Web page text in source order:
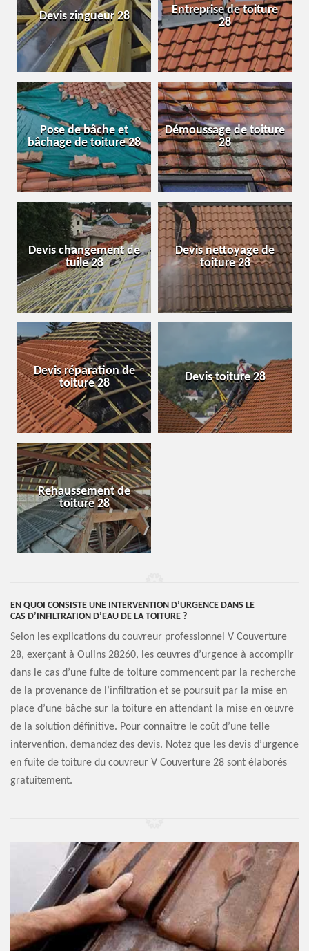
Devis zingueur 28
Entreprise de toiture
28
Pose de bâche et
bâchage de toiture 28
Démoussage de toiture
28
Devis changement de
tuile 28
Devis nettoyage de
toiture 28
Devis réparation de
toiture 28
Devis toiture 28
Rehaussement de
toiture 28
EN QUOI CONSISTE UNE INTERVENTION D’URGENCE DANS LE
CAS D’INFILTRATION D’EAU DE LA TOITURE ?
Selon les explications du couvreur professionnel V Couverture
28, exerçant à Oulins 28260, les œuvres d’urgence à accomplir
dans le cas d’une fuite de toiture commencent par la recherche
de la provenance de l’infiltration et se poursuit par la mise en
place d’une bâche sur la toiture en attendant la mise en œuvre
de la solution définitive. Pour connaître le coût d’une telle
intervention, demandez des devis. Notez que les devis d’urgence
en fuite de toiture du couvreur V Couverture 28 sont élaborés
gratuitement.